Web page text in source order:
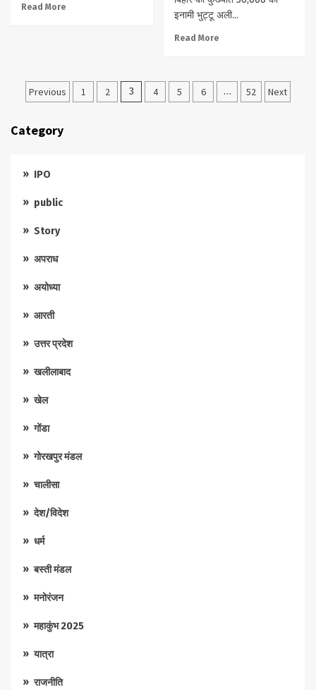
Read More
इनामी भुट्टू अली...
Read More
Posts
Previous 1 2 3 4 5 6 … 52 Next
Category
IPO
public
Story
अपराध
अयोध्या
आरती
उत्तर प्रदेश
खलीलाबाद
खेल
गोंडा
गोरखपुर मंडल
चालीसा
देश/विदेश
धर्म
बस्ती मंडल
मनोरंजन
महाकुंभ 2025
यात्रा
राजनीति